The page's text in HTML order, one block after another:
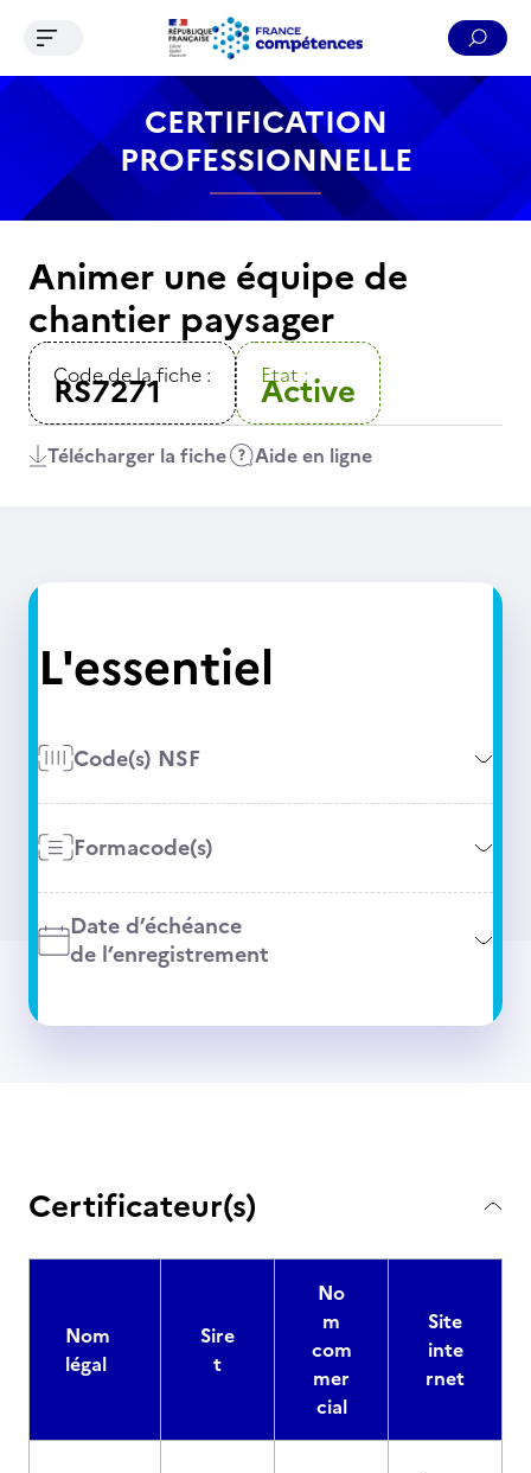
Contenu Recherche Menu Pied de page
Ouvrir le menu de navigation
CERTIFICATION
PROFESSIONNELLE
Animer une équipe de
chantier paysager
Code de la fiche :
RS7271 Etat :
Active
Télécharger la fiche Aide en ligne
L'essentiel
Code(s) NSF
Formacode(s)
Date d’échéance
de l’enregistrement
Certificateur(s)
Nom
légal
Sire
t
No
m
com
mer
cial
Site
inte
rnet